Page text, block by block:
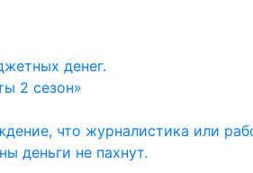
денег.
2 сезон»
что журналистика или
деньги не пахнут.